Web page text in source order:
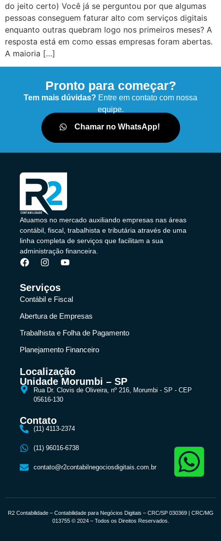
do jeito certo) Você já se perguntou por que algumas
pessoas conseguem faturar alto com serviços digitais
enquanto outras quebram logo nos primeiros meses? A
resposta está em como essas empresas foram abertas.
A maioria […]
Pronto para começar?
Tem mais dúvidas? Entre em contato com nossa
equipe.
Chamar no WhatsApp!
Atuamos no mercado auxiliando empresas nas áreas
contábil, fiscal, trabalhista e tributária através de uma
linha completa de serviços que facilitam a sua
administração financeira.
Serviços
Contábil e Fiscal
Abertura de Empresas
Trabalhista e Folha de Pagamento
Planejamento Financeiro
Localização
Unidade Morumbi – SP
Rua Dr. Clovis de Oliveira, nº 216, Morumbi - SP - CEP
05616-130
Contato
(11) 4113-2374
(11) 96016-6738
contato@r2contabilnegociosdigitais.com.br
R2 Contabilidade – Contabilidade para Negócios Digitais – CRC/SP 030369 | CRC/MG
013755 © 2024 – Todos os Direitos Reservados.